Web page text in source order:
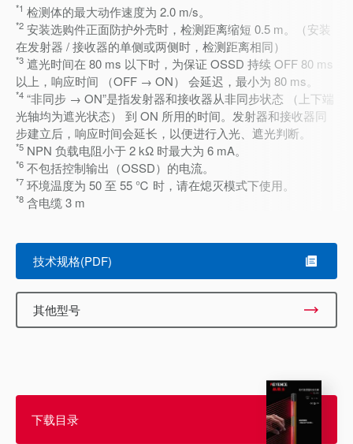
*1 检测体的最大动作速度为 2.0 m/s。
*2 安装选购件正面防护外壳时，检测距离缩短 0.5 m。（安装
在发射器 / 接收器的单侧或两侧时，检测距离相同）
*3 遮光时间在 80 ms 以下时，为保证 OSSD 持续 OFF 80 ms
以上，响应时间 （OFF → ON） 会延迟，最小为 80 ms。
*4 “非同步 → ON”是指发射器和接收器从非同步状态 （上下端
光轴均为遮光状态） 到 ON 所用的时间。发射器和接收器同
步建立后，响应时间会延长，以便进行入光、遮光判断。
*5 NPN 负载电阻小于 2 kΩ 时最大为 6 mA。
*6 不包括控制输出（OSSD）的电流。
*7 环境温度为 50 至 55 ℃ 时，请在熄灭模式下使用。
*8 含电缆 3 m
技术规格(PDF)
其他型号
下载目录